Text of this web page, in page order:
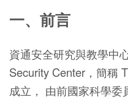
一、前言
資通安全研究與教學中
Security Center，簡稱
成立， 由前國家科學